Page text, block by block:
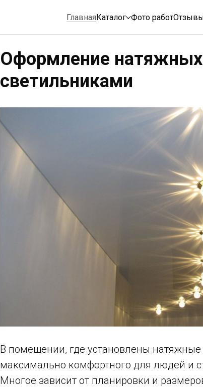
ГлавнаяКаталог Фото работ
Оформление натяжных
светильниками
В помещении, где установлены натяжные
максимально комфортного для людей и
Многое зависит от планировки и